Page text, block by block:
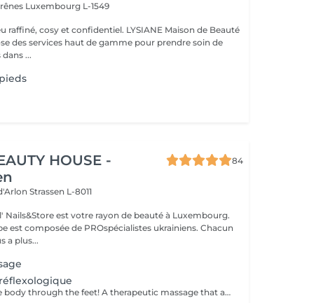
Luxembourg L-1549
cosy et confidentiel. LYSIANE Maison de Beauté
des services haut de gamme pour prendre soin de
...
HOUSE -
84
Strassen L-8011
Nails&Store est votre rayon de beauté à Luxembourg.
est composée de PROspécialistes ukrainiens. Chacun
a plus...
Balance the body through the feet! A therapeutic massage that applies pressure to specific reflex points on the feet, corresponding to different organs and systems in the body. Promotes relaxation, boosts circulation, and supports overall wellness.